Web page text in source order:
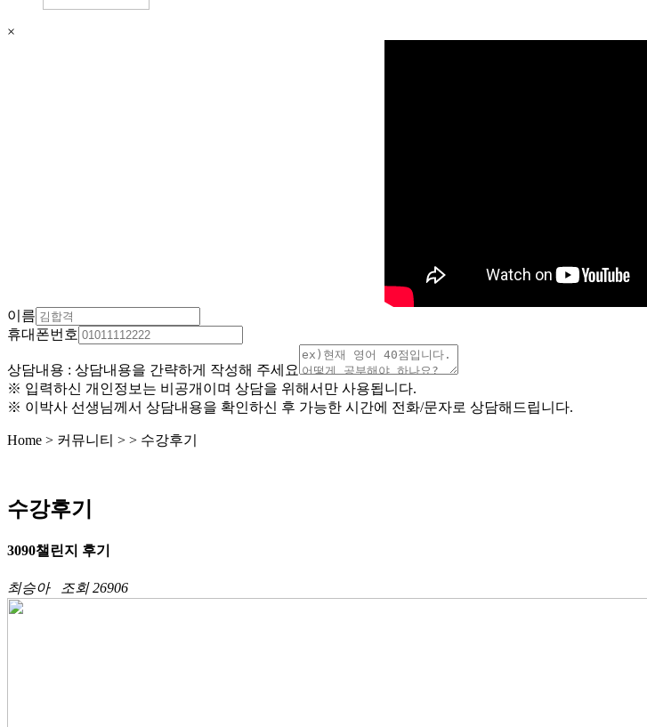
×
이름
휴대폰번호
상담내용 : 상담내용을 간략하게 작성해 주세요
※ 입력하신 개인정보는 비공개이며 상담을 위해서만 사용됩니다.
※ 이박사 선생님께서 상담내용을 확인하신 후 가능한 시간에 전화/문자로 상담해드립니다.
Home > 커뮤니티 > > 수강후기
수강후기
3090챌린지 후기
최승아 조회 26906